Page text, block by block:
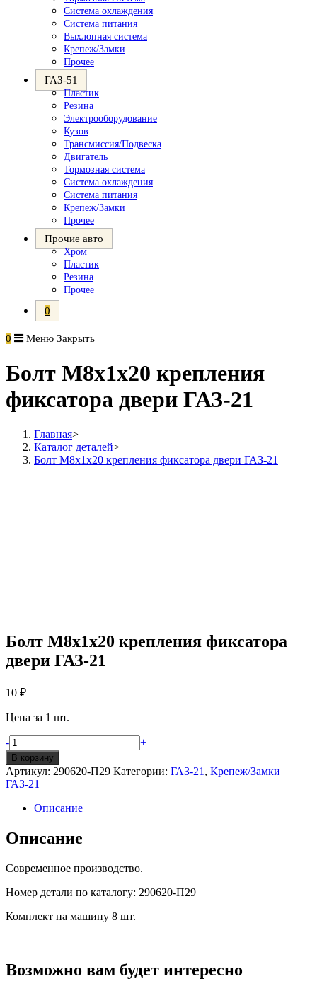
Система охлаждения
Система питания
Выхлопная система
Крепеж/Замки
Прочее
ГАЗ-51
Пластик
Резина
Электрооборудование
Кузов
Трансмиссия/Подвеска
Двигатель
Тормозная система
Система охлаждения
Система питания
Крепеж/Замки
Прочее
Прочие авто
Хром
Пластик
Резина
Прочее
0
0 Меню Закрыть
Болт М8х1х20 крепления
фиксатора двери ГАЗ-21
Главная>
Каталог деталей>
Болт М8х1х20 крепления фиксатора двери ГАЗ-21
Болт М8х1х20 крепления фиксатора
двери ГАЗ-21
10 ₽
Цена за 1 шт.
Количество
Болт
М8х1х20
крепления
фиксатора
двери
ГАЗ-21
- +
В корзину
Артикул: 290620-П29 Категории: ГАЗ-21 , Крепеж/Замки
ГАЗ-21
Описание
Описание
Современное производство.
Номер детали по каталогу: 290620-П29
Комплект на машину 8 шт.
Возможно вам будет интересно